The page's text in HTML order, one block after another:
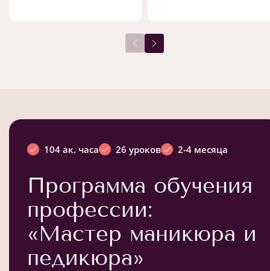
104 ак. часа 26 уроков 2-4 месяца
Программа обучения
профессии:
«Мастер маникюра и
педикюра»